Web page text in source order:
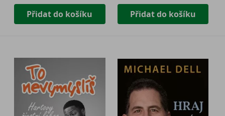
Přidat do košíku Přidat do košíku